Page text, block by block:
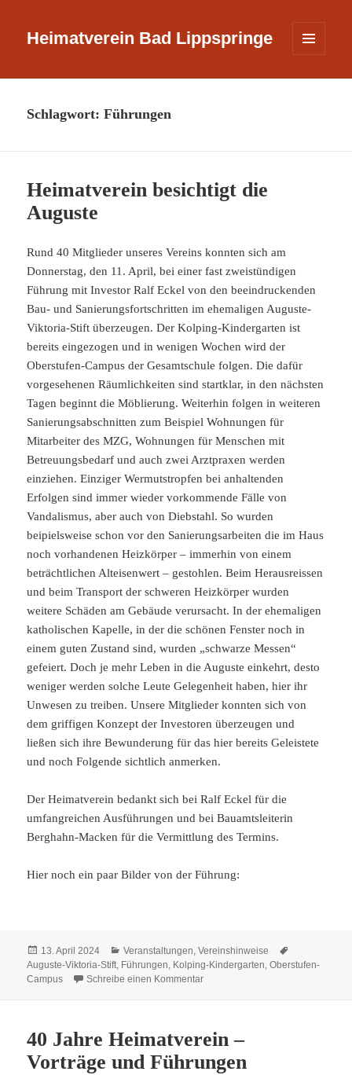
Heimatverein Bad Lippspringe
WIDGETS
Schlagwort:Führungen
Heimatverein besichtigt die
Auguste
Rund 40 Mitglieder unseres Vereins konnten sich am
Donnerstag, den 11. April, bei einer fast zweistündigen
Führung mit Investor Ralf Eckel von den beeindruckenden
Bau- und Sanierungsfortschritten im ehemaligen Auguste-
Viktoria-Stift überzeugen. Der Kolping-Kindergarten ist
bereits eingezogen und in wenigen Wochen wird der
Oberstufen-Campus der Gesamtschule folgen. Die dafür
vorgesehenen Räumlichkeiten sind startklar, in den nächsten
Tagen beginnt die Möblierung. Weiterhin folgen in weiteren
Sanierungsabschnitten zum Beispiel Wohnungen für
Mitarbeiter des MZG, Wohnungen für Menschen mit
Betreuungsbedarf und auch zwei Arztpraxen werden
einziehen. Einziger Wermutstropfen bei anhaltenden
Erfolgen sind immer wieder vorkommende Fälle von
Vandalismus, aber auch von Diebstahl. So wurden
beipielsweise schon vor den Sanierungsarbeiten die im Haus
noch vorhandenen Heizkörper – immerhin von einem
beträchtlichen Alteisenwert – gestohlen. Beim Herausreissen
und beim Transport der schweren Heizkörper wurden
weitere Schäden am Gebäude verursacht. In der ehemaligen
katholischen Kapelle, in der die schönen Fenster noch in
einem guten Zustand sind, wurden „schwarze Messen“
gefeiert. Doch je mehr Leben in die Auguste einkehrt, desto
weniger werden solche Leute Gelegenheit haben, hier ihr
Unwesen zu treiben. Unsere Mitglieder konnten sich von
dem griffigen Konzept der Investoren überzeugen und
ließen sich ihre Bewunderung für das hier bereits Geleistete
und noch Folgende sichtlich anmerken.
Der Heimatverein bedankt sich bei Ralf Eckel für die
umfangreichen Ausführungen und bei Bauamtsleiterin
Berghahn-Macken für die Vermittlung des Termins.
Hier noch ein paar Bilder von der Führung:
Veröffentlicht
am
13. April 2024 Kategorien
Veranstaltungen,Vereinshinweise
Auguste-Viktoria-Stift, Führungen, Kolping-Kindergarten,Oberstufen-
Campus
Schreibe einen Kommentarzu Heimatverein besichtigt die
40 Jahre Heimatverein –
Vorträge und Führungen